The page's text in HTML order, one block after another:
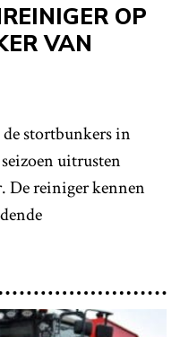
OP
VAN
stortbunkers in
uitrusten
De reiniger kennen